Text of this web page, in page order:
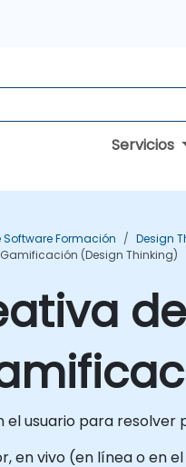
Servicios
Software Formación
Design
(Design Thinking)
el usuario para
en vivo (en línea o en